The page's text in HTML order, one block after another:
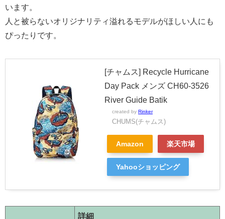
います。
人と被らないオリジナリティ溢れるモデルがほしい人にも
ぴったりです。
[チャムス] Recycle Hurricane
Day Pack メンズ CH60-3526
River Guide Batik
created by Rinker
CHUMS(チャムス)
Amazon 楽天市場
Yahooショッピング
詳細